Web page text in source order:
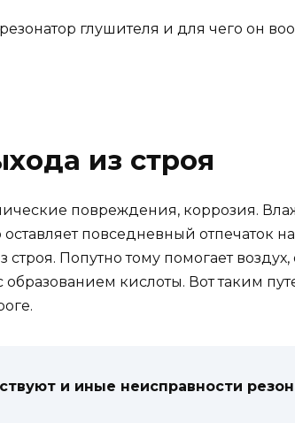
из строя
повреждения, коррозия.
оставляет повседневный отпечаток
Попутно тому помогает воздух,
кислоты. Вот таким
и иные неисправности